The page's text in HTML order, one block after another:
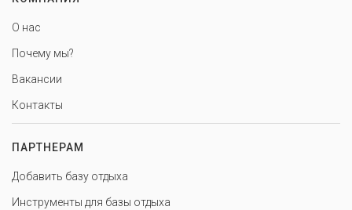
О нас
Почему мы?
Вакансии
Контакты
ПАРТНЕРАМ
Добавить базу отдыха
Инструменты для базы отдыха